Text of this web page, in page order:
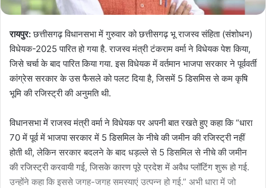
रायपुर:छत्तीसगढ़ विधानसभा में गुरुवार को छत्तीसगढ़ भू राजस्व संहिता (संशोधन)
विधेयक-2025 पारित हो गया है. राजस्व मंत्री टंकराम वर्मा ने विधेयक पेश किया,
जिसे चर्चा के बाद पारित किया गया. इस विधेयक में वर्तमान भाजपा सरकार ने पूर्ववर्ती
कांग्रेस सरकार के उस फैसले को पलट दिया है, जिसमें 5 डिसमिस से कम कृषि
भूमि की रजिस्ट्री की अनुमति थी.
विधानसभा में राजस्व मंत्री वर्मा ने विधेयक पर अपनी बात रखते हुए कहा कि “धारा
70 में पूर्व में भाजपा सरकार में 5 डिसमिल के नीचे की जमीन की रजिस्ट्री नहीं
होती थी, लेकिन सरकार बदलने के बाद धड़ल्ले से 5 डिसमिल से नीचे की जमीन
की रजिस्ट्री करवायी गई, जिसके कारण पूरे प्रदेश में अवैध प्लॉटिंग शुरू हो गई.
उन्होंने कहा कि इससे जगह-जगह समस्याएं उत्पन्न हो गई.” अभी धारा में जो